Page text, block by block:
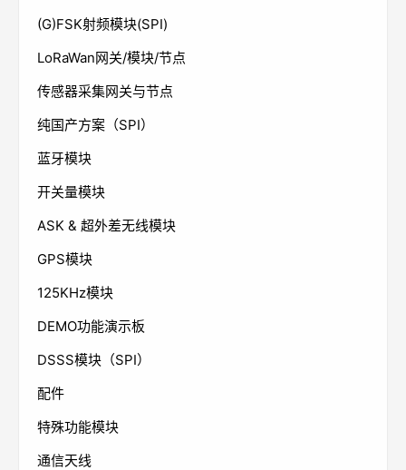
(G)FSK射频模块(SPI)
LoRaWan网关/模块/节点
传感器采集网关与节点
纯国产方案（SPI）
蓝牙模块
开关量模块
ASK & 超外差无线模块
GPS模块
125KHz模块
DEMO功能演示板
DSSS模块（SPI）
配件
特殊功能模块
通信天线